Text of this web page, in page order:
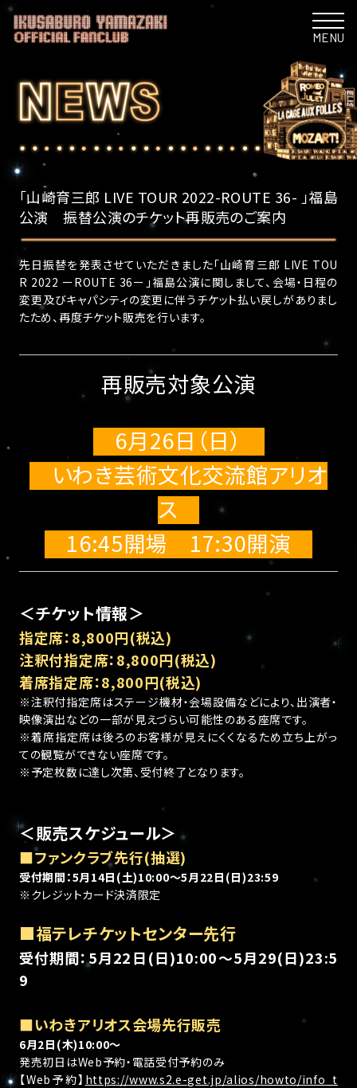
MENU
「山崎育三郎 LIVE TOUR 2022-ROUTE 36- 」福島
公演 振替公演のチケット再販売のご案内
先日振替を発表させていただきました「山崎育三郎 LIVE TOU
R 2022 ーROUTE 36ー」福島公演に関しまして、会場・日程の
変更及びキャパシティの変更に伴うチケット払い戻しがありまし
たため、再度チケット販売を行います。
再販売対象公演
6月26日（日）
いわき芸術文化交流館アリオ
ス
16:45開場 17:30開演
＜チケット情報＞
指定席：8,800円(税込)
注釈付指定席：8,800円(税込)
着席指定席：8,800円(税込)
※注釈付指定席はステージ機材・会場設備などにより、出演者・
映像演出などの一部が見えづらい可能性のある座席です。
※着席指定席は後ろのお客様が見えにくくなるため立ち上がっ
ての観覧ができない座席です。
※予定枚数に達し次第、受付終了となります。
＜販売スケジュール＞
■ファンクラブ先行(抽選)
受付期間：5月14日(土)10:00～5月22日(日)23:59
※クレジットカード決済限定​
■福テレチケットセンター先行
受付期間：5月22日(日)10:00～5月29(日)23:5
9
■いわきアリオス会場先行販売
6月2日(木)10:00～
発売初日はWeb予約・電話受付予約のみ
【Web予約】 https://www.s2.e-get.jp/alios/howto/info_t